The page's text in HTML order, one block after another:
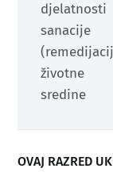
djelatnosti
sanacije
životne
sredine
OVAJ RAZRED